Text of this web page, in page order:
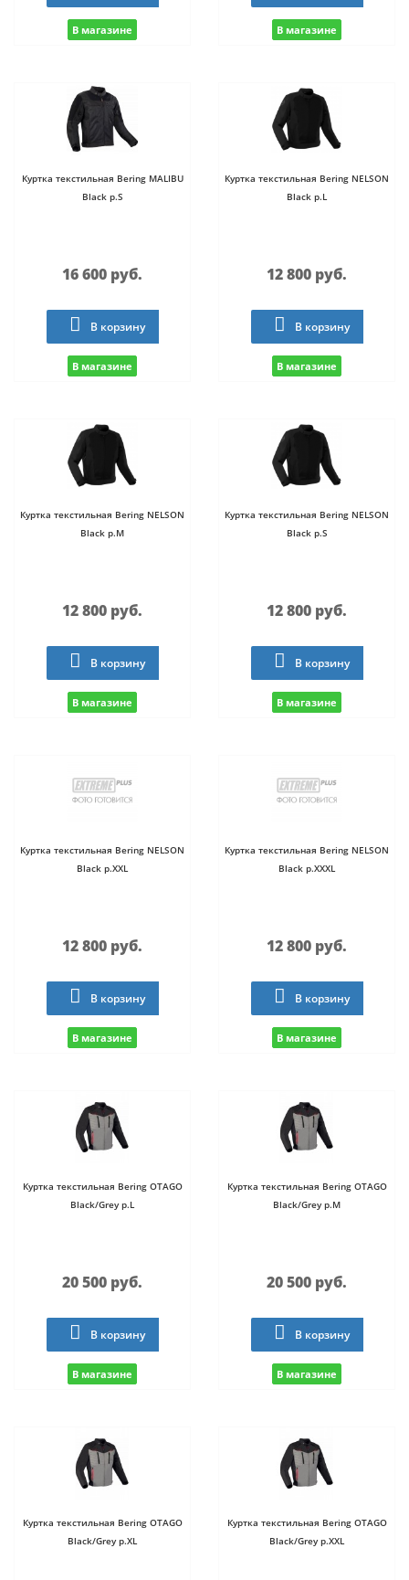
В магазине В магазине
Куртка текстильная Bering MALIBU
Black р.S
16 600 руб.
В корзину
В магазине
Куртка текстильная Bering NELSON
Black р.L
12 800 руб.
В корзину
В магазине
Куртка текстильная Bering NELSON
Black р.M
12 800 руб.
В корзину
В магазине
Куртка текстильная Bering NELSON
Black р.S
12 800 руб.
В корзину
В магазине
Куртка текстильная Bering NELSON
Black р.XXL
12 800 руб.
В корзину
В магазине
Куртка текстильная Bering NELSON
Black р.XXXL
12 800 руб.
В корзину
В магазине
Куртка текстильная Bering OTAGO
Black/Grey р.L
20 500 руб.
В корзину
В магазине
Куртка текстильная Bering OTAGO
Black/Grey р.M
20 500 руб.
В корзину
В магазине
Куртка текстильная Bering OTAGO
Black/Grey р.XL
Куртка текстильная Bering OTAGO
Black/Grey р.XXL